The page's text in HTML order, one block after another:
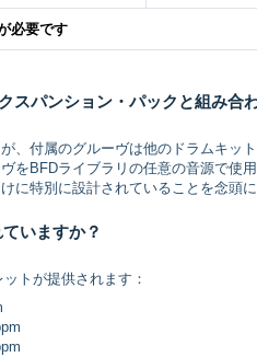
必要です
スパンション・パックと組み合
、付属のグルーヴは他のドラムキッ
をBFDライブラリの任意の音源で使
に特別に設計されていることを念頭
いますか？
トが提供されます：